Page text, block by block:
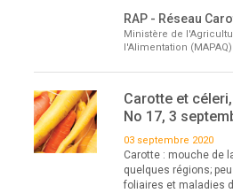
RAP - Réseau
Ministère de
l'Alimentation (MAPAQ)
Carotte et
No 17, 3
03 septembre 2020
Carotte : mouche de
quelques régions;
foliaires et maladies